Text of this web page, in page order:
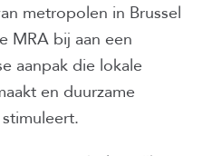
metropolen in Brussel
MRA bij aan een
aanpak die lokale
en duurzame